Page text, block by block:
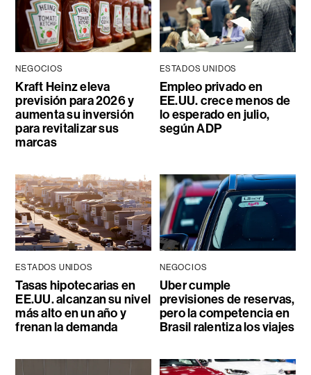
NEGOCIOS
Kraft Heinz eleva
previsión para 2026 y
aumenta su inversión
para revitalizar sus
marcas
ESTADOS UNIDOS
Empleo privado en
EE.UU. crece menos de
lo esperado en julio,
según ADP
ESTADOS UNIDOS
Tasas hipotecarias en
EE.UU. alcanzan su nivel
más alto en un año y
frenan la demanda
NEGOCIOS
Uber cumple
previsiones de reservas,
pero la competencia en
Brasil ralentiza los viajes